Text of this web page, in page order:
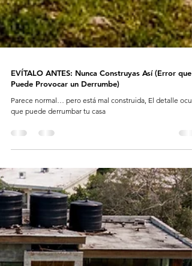
EVÍTALO ANTES: Nunca Construyas Así (Error que
Puede Provocar un Derrumbe)
Parece normal… pero está mal construida, El detalle
que puede derrumbar tu casa